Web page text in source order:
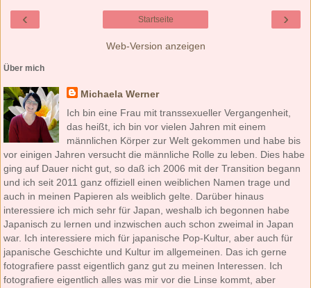
‹ ›
Startseite
Web-Version anzeigen
Über mich
Michaela Werner
Ich bin eine Frau mit transsexueller Vergangenheit,
das heißt, ich bin vor vielen Jahren mit einem
männlichen Körper zur Welt gekommen und habe bis
vor einigen Jahren versucht die männliche Rolle zu leben. Dies habe
ging auf Dauer nicht gut, so daß ich 2006 mit der Transition begann
und ich seit 2011 ganz offiziell einen weiblichen Namen trage und
auch in meinen Papieren als weiblich gelte. Darüber hinaus
interessiere ich mich sehr für Japan, weshalb ich begonnen habe
Japanisch zu lernen und inzwischen auch schon zweimal in Japan
war. Ich interessiere mich für japanische Pop-Kultur, aber auch für
japanische Geschichte und Kultur im allgemeinen. Das ich gerne
fotografiere passt eigentlich ganz gut zu meinen Interessen. Ich
fotografiere eigentlich alles was mir vor die Linse kommt, aber